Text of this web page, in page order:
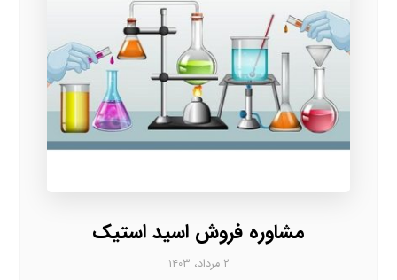
مشاوره فروش اسید استیک
۲ مرداد، ۱۴۰۳